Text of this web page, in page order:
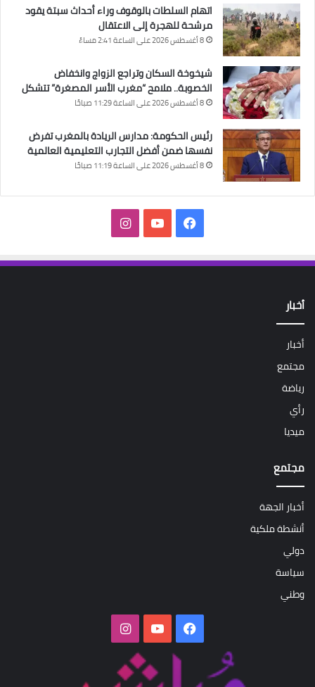
اتهام السلطات بالوقوف وراء أحداث سبتة يقود
مرشحة للهجرة إلى الاعتقال
8 أغسطس 2026 على الساعة 2:41 مساءً
شيخوخة السكان وتراجع الزواج وانخفاض
الخصوبة.. ملامح “مغرب الأسر المصغرة” تتشكل
8 أغسطس 2026 على الساعة 11:29 صباحًا
رئيس الحكومة: مدارس الريادة بالمغرب تفرض
نفسها ضمن أفضل التجارب التعليمية العالمية
8 أغسطس 2026 على الساعة 11:19 صباحًا
فيسبوك‫YouTubeانستقرام
أخبار
أخبار
مجتمع
رياضة
رأي
ميديا
مجتمع
أخبار الجهة
أنشطة ملكية
دولي
سياسة
وطني
فيسبوك‫YouTubeانستقرام